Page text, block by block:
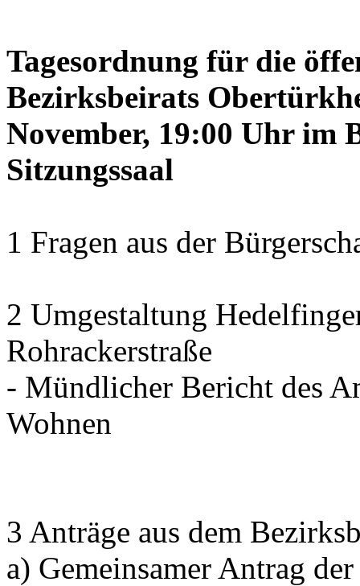
Tagesordnung für die
Bezirksbeirats
November, 19:00 Uhr im
Sitzungssaal
1 Fragen aus der
2 Umgestaltung
Rohrackerstraße
- Mündlicher Bericht des
Wohnen
3 Anträge aus dem
a) Gemeinsamer Antrag